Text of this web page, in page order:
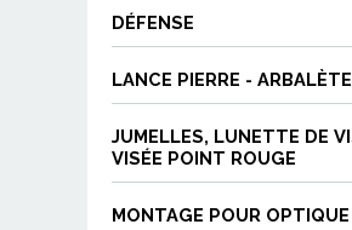
DÉFENSE
LANCE PIERRE -
JUMELLES, LUNETTE DE
VISÉE POINT ROUGE
MONTAGE POUR OPTIQUE